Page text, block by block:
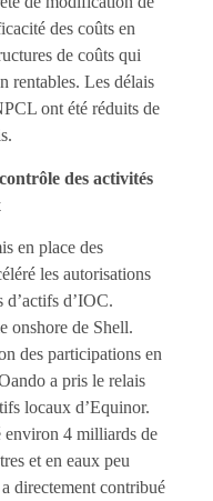
des coûts en
de coûts qui
rentables. Les délais
ont été réduits de
des activités
en place des
les autorisations
d’actifs d’IOC.
onshore de Shell.
des participations en
a pris le relais
locaux d’Equinor.
environ 4 milliards de
et en eaux peu
directement contribué